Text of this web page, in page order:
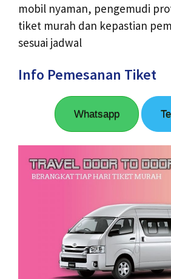
mobil nyaman, pengemudi
tiket murah dan kepastian
sesuai jadwal
Info Pemesanan Tiket
Whatsapp